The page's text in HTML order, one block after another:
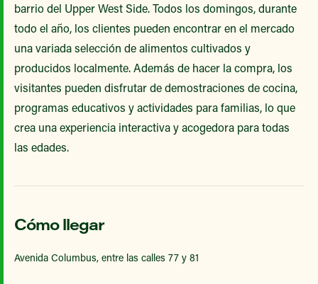
barrio del Upper West Side. Todos los domingos, durante
todo el año, los clientes pueden encontrar en el mercado
una variada selección de alimentos cultivados y
producidos localmente. Además de hacer la compra, los
visitantes pueden disfrutar de demostraciones de cocina,
programas educativos y actividades para familias, lo que
crea una experiencia interactiva y acogedora para todas
las edades.
Cómo llegar
Avenida Columbus, entre las calles 77 y 81